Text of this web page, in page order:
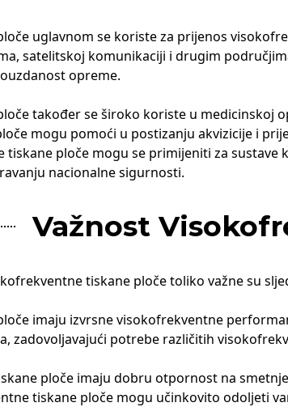
uglavnom se koriste za prijenos
satelitskoj komunikaciji i drugim
opreme.
također se široko koriste u medicinskoj
mogu pomoći u postizanju akvizicije i
ploče mogu se primijeniti za
nacionalne sigurnosti.
Važnost
tiskane ploče toliko važne su
imaju izvrsne visokofrekventne
zadovoljavajući potrebe različitih
ploče imaju dobru otpornost na
tiskane ploče mogu učinkovito odoljeti